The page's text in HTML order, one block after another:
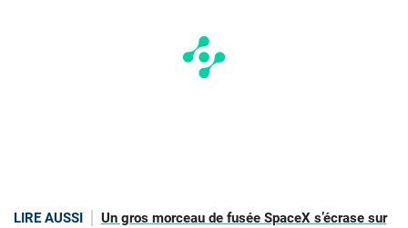
LIRE AUSSI
Un gros morceau de fusée SpaceX s’écrase sur